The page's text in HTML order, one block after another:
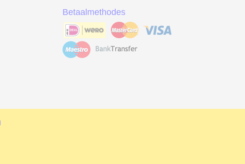
Betaalmethodes